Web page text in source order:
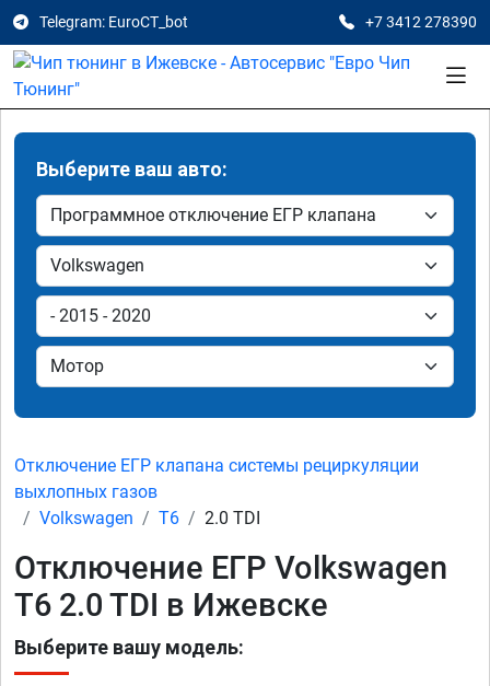
Telegram: EuroCT_bot +7 3412 278390
Выберите ваш авто:
Отключение ЕГР клапана системы рециркуляции
выхлопных газов
Volkswagen
T6 2.0 TDI
Отключение ЕГР Volkswagen
T6 2.0 TDI в Ижевске
Выберите вашу модель: